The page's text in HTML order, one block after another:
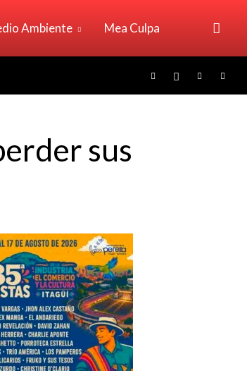
Ambiente Mea Culpa
sus